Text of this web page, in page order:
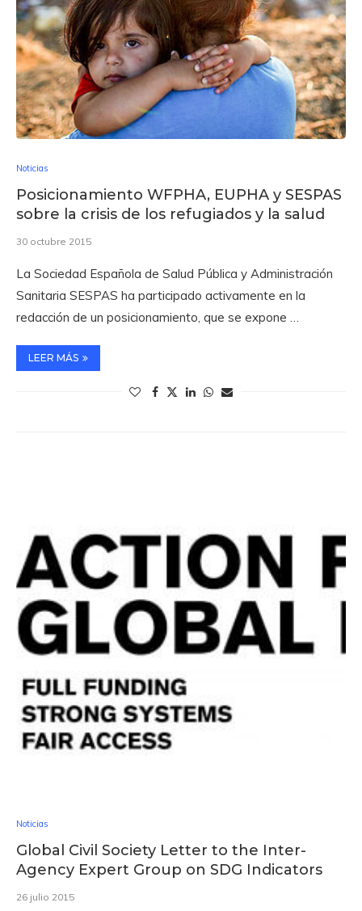
Noticias
Posicionamiento WFPHA, EUPHA y SESPAS
sobre la crisis de los refugiados y la salud
30 octubre 2015
La Sociedad Española de Salud Pública y Administración
Sanitaria SESPAS ha participado activamente en la
redacción de un posicionamiento, que se expone …
LEER MÁS
Noticias
Global Civil Society Letter to the Inter-
Agency Expert Group on SDG Indicators
26 julio 2015